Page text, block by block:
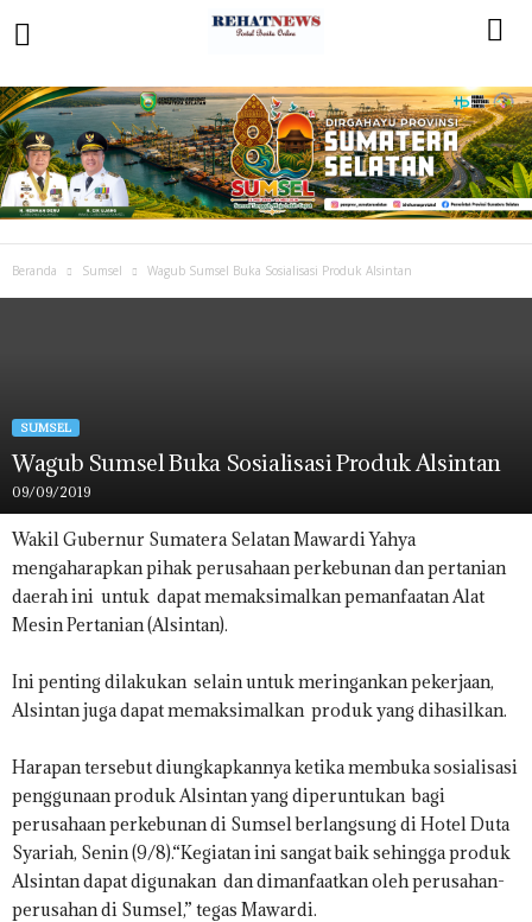
Beranda Sumsel Wagub Sumsel Buka Sosialisasi Produk Alsintan
SUMSEL
Wagub Sumsel Buka Sosialisasi Produk Alsintan
09/09/2019
Wakil Gubernur Sumatera Selatan Mawardi Yahya
mengaharapkan pihak perusahaan perkebunan dan pertanian
daerah ini untuk dapat memaksimalkan pemanfaatan Alat
Mesin Pertanian (Alsintan).
Ini penting dilakukan selain untuk meringankan pekerjaan,
Alsintan juga dapat memaksimalkan produk yang dihasilkan.
Harapan tersebut diungkapkannya ketika membuka sosialisasi
penggunaan produk Alsintan yang diperuntukan bagi
perusahaan perkebunan di Sumsel berlangsung di Hotel Duta
Syariah, Senin (9/8).“Kegiatan ini sangat baik sehingga produk
Alsintan dapat digunakan dan dimanfaatkan oleh perusahan-
perusahan di Sumsel,” tegas Mawardi.